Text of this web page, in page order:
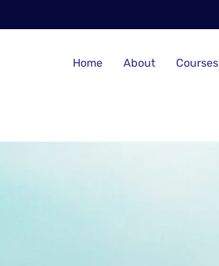
Home About Courses